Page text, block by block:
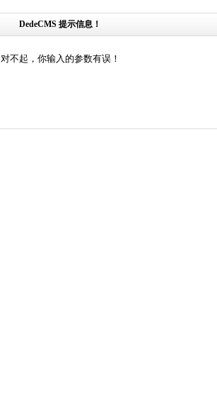
DedeCMS 提示信息！
对不起，你输入的参数有误！